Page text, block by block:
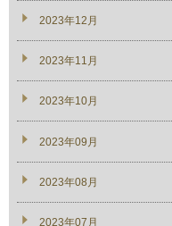
2023年12月
2023年11月
2023年10月
2023年09月
2023年08月
2023年07月